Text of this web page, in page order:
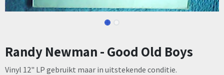
Randy Newman - Good Old Boys
Vinyl 12" LP gebruikt maar in uitstekende conditie.